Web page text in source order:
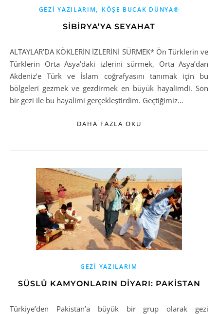
GEZI YAZILARIM, KÖŞE BUCAK DÜNYA®
SIBIRYA’YA SEYAHAT
ALTAYLAR’DA KÖKLERİN İZLERİNİ SÜRMEK* Ön Türklerin ve
Türklerin Orta Asya’daki izlerini sürmek, Orta Asya’dan
Akdeniz’e Türk ve İslam coğrafyasını tanımak için bu
bölgeleri gezmek ve gezdirmek en büyük hayalimdi. Son
bir gezi ile bu hayalimi gerçekleştirdim. Geçtiğimiz…
DAHA FAZLA OKU
GEZI YAZILARIM
SÜSLÜ KAMYONLARIN DIYARI: PAKISTAN
Türkiye’den Pakistan’a büyük bir grup olarak gezi